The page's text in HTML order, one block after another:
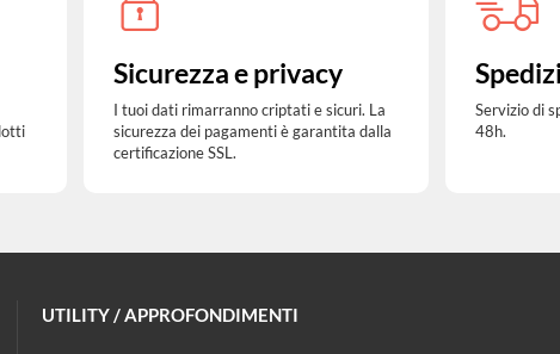
Sicurezza e privacy
I tuoi dati rimarranno criptati e sicuri. La
sicurezza dei pagamenti è garantita dalla
certificazione SSL.
Servizio di
48h.
UTILITY / APPROFONDIMENTI